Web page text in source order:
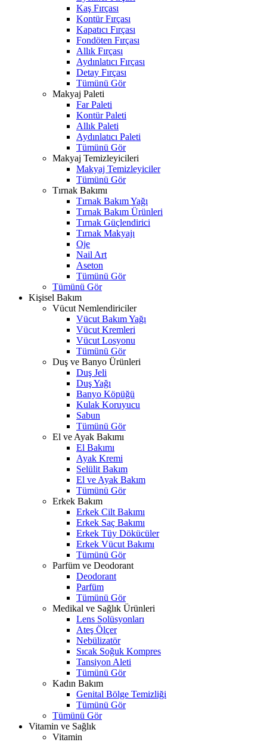
Kaş Fırçası
Kontür Fırçası
Kapatıcı Fırçası
Fondöten Fırçası
Allık Fırçası
Aydınlatıcı Fırçası
Detay Fırçası
Tümünü Gör
Makyaj Paleti
Far Paleti
Kontür Paleti
Allık Paleti
Aydınlatıcı Paleti
Tümünü Gör
Makyaj Temizleyicileri
Makyaj Temizleyiciler
Tümünü Gör
Tırnak Bakımı
Tırnak Bakım Yağı
Tırnak Bakım Ürünleri
Tırnak Güçlendirici
Tırnak Makyajı
Oje
Nail Art
Aseton
Tümünü Gör
Tümünü Gör
Kişisel Bakım
Vücut Nemlendiriciler
Vücut Bakım Yağı
Vücut Kremleri
Vücut Losyonu
Tümünü Gör
Duş ve Banyo Ürünleri
Duş Jeli
Duş Yağı
Banyo Köpüğü
Kulak Koruyucu
Sabun
Tümünü Gör
El ve Ayak Bakımı
El Bakımı
Ayak Kremi
Selülit Bakım
El ve Ayak Bakım
Tümünü Gör
Erkek Bakım
Erkek Cilt Bakımı
Erkek Saç Bakımı
Erkek Tüy Dökücüler
Erkek Vücut Bakımı
Tümünü Gör
Parfüm ve Deodorant
Deodorant
Parfüm
Tümünü Gör
Medikal ve Sağlık Ürünleri
Lens Solüsyonları
Ateş Ölçer
Nebülizatör
Sıcak Soğuk Kompres
Tansiyon Aleti
Tümünü Gör
Kadın Bakım
Genital Bölge Temizliği
Tümünü Gör
Tümünü Gör
Vitamin ve Sağlık
Vitamin